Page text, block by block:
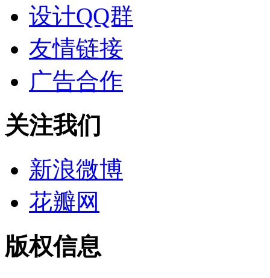
设计QQ群
友情链接
广告合作
关注我们
新浪微博
花瓣网
版权信息